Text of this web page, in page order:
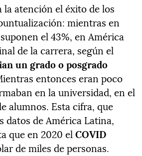
la atención el éxito de los
mientras en
el 43%, en América
de la carrera, según el
un grado o posgrado
entonces eran poco
en la universidad, en el
alumnos. Esta cifra, que
datos de América Latina,
que en 2020 elCOVID
de miles de personas.